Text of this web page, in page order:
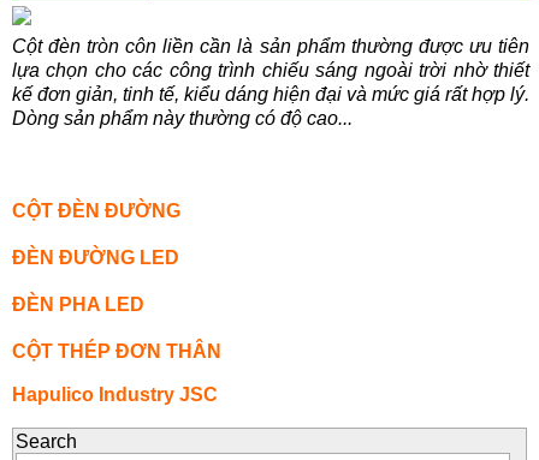
Cột đèn tròn côn liền cần là sản phẩm thường được ưu tiên
lựa chọn cho các công trình chiếu sáng ngoài trời nhờ thiết
kế đơn giản, tinh tế, kiểu dáng hiện đại và mức giá rất hợp lý.
Dòng sản phẩm này thường có độ cao...
CỘT ĐÈN ĐƯỜNG
ĐÈN ĐƯỜNG LED
ĐÈN PHA LED
CỘT THÉP ĐƠN THÂN
Hapulico Industry JSC
Search